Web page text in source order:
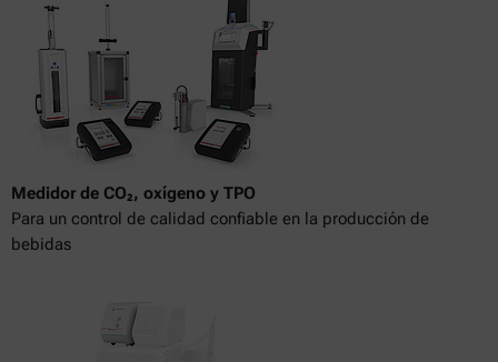
Medidor de CO₂, oxígeno y TPO
Para un control de calidad confiable en la producción de
bebidas